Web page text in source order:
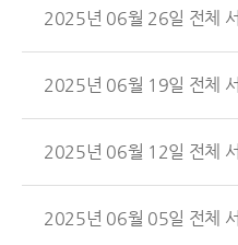
2025년 06월 26일 전체
2025년 06월 19일 전체
2025년 06월 12일 전체
2025년 06월 05일 전체